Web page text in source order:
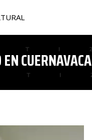
CUERNAVACA